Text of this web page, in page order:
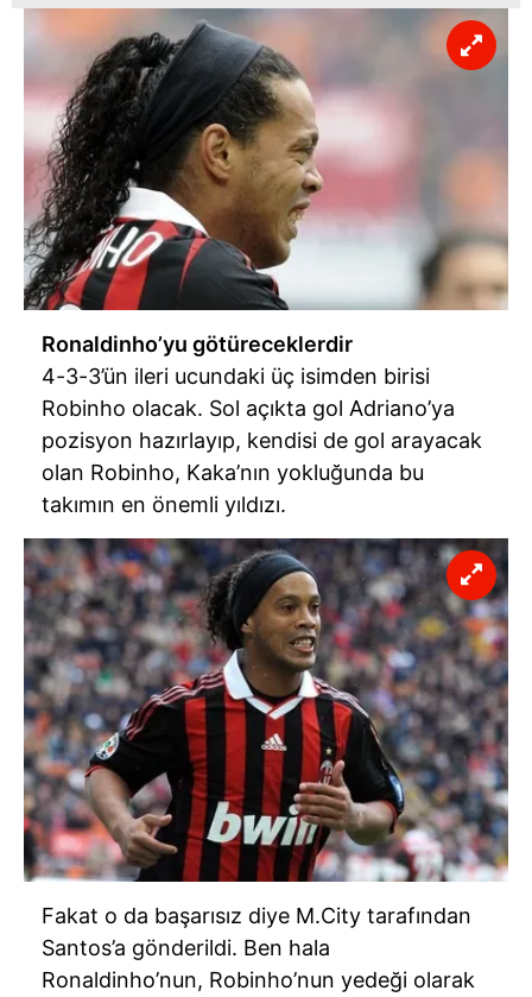
Ronaldinho’yu götüreceklerdir
4-3-3’ün ileri ucundaki üç isimden birisi
Robinho olacak. Sol açıkta gol Adriano’ya
pozisyon hazırlayıp, kendisi de gol arayacak
olan Robinho, Kaka’nın yokluğunda bu
takımın en önemli yıldızı.
Fakat o da başarısız diye M.City tarafından
Santos’a gönderildi. Ben hala
Ronaldinho’nun, Robinho’nun yedeği olarak